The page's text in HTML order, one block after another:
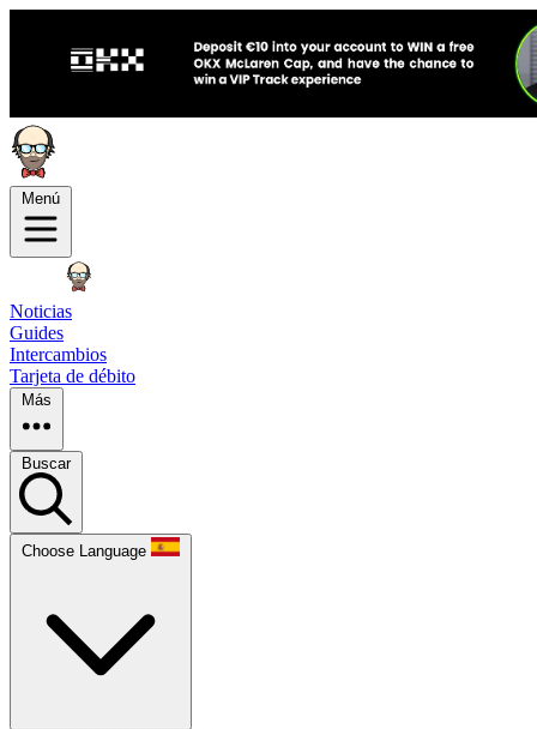
Menú
Noticias
Guides
Intercambios
Tarjeta de débito
Más
Buscar
Choose Language